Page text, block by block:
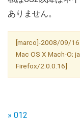
ありません。
[marco]-2008/09/16
Mac OS X Mach-O;
Firefox/2.0.0.16]
» 012